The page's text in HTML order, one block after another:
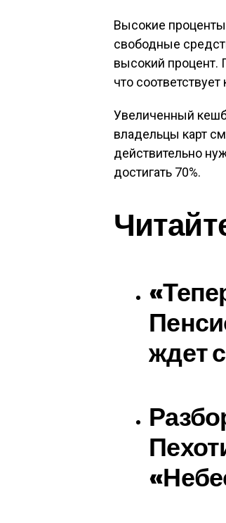
Высокие
свободные
высокий процент.
что
Увеличенный
владельцы карт
действительно
достигать 70%.
ждет